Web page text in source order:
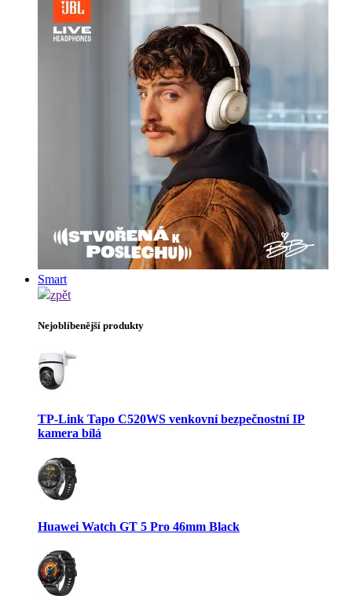
Smart
zpět
Nejoblíbenější produkty
TP-Link Tapo C520WS venkovní bezpečnostní IP
kamera bílá
Huawei Watch GT 5 Pro 46mm Black